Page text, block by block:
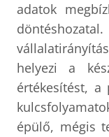
adatok
helyezi a
értékesítést, a
épülő, mégis